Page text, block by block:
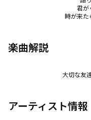
君が
時が来た
楽曲解説
大切な友
アーティスト情報